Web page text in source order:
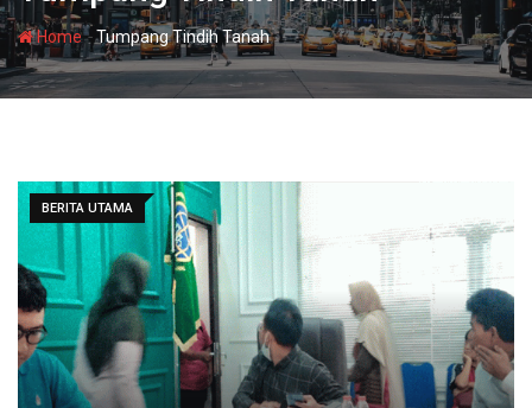
Home-Tumpang Tindih Tanah
BERITA UTAMA